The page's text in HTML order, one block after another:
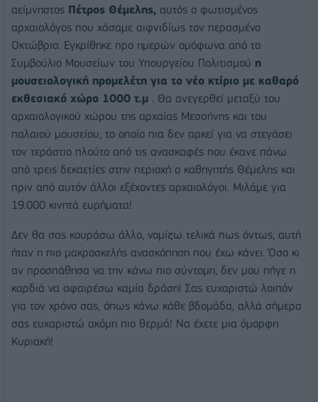
αείμνηστος Πέτρος Θέμελης, αυτός ο φωτισμένος
αρχαιολόγος που χάσαμε αιφνιδίως τον περασμένο
Οκτώβριο. Εγκρίθηκε προ ημερών ομόφωνα από το
Συμβούλιο Μουσείων του Υπουργείου Πολιτισμού η
μουσειολογική προμελέτη για το νέο κτίριο με καθαρό
εκθεσιακό χώρο 1000 τ.μ . Θα ανεγερθεί μεταξύ του
αρχαιολογικού χώρου της αρχαίας Μεσσήνης και του
παλαιού μουσείου, το οποίο πια δεν αρκεί για να στεγάσει
τον τεράστιο πλούτο από τις ανασκαφές που έκανε πάνω
από τρεις δεκαετίες στην περιοχή ο καθηγητής Θέμελης και
πριν από αυτόν άλλοι εξέχοντες αρχαιολόγοι. Μιλάμε για
19.000 κινητά ευρήματα!
Δεν θα σας κουράσω άλλο, νομίζω τελικά πως όντως, αυτή
ήταν η πιο μακροσκελής ανασκόπηση που έχω κάνει. Όσο κι
αν προσπάθησα να την κάνω πιο σύντομη, δεν μου πήγε η
καρδιά να αφαιρέσω καμία δράση! Σας ευχαριστώ λοιπόν
για τον χρόνο σας, όπως κάνω κάθε βδομάδα, αλλά σήμερα
σας ευχαριστώ ακόμη πιο θερμά! Να έχετε μια όμορφη
Κυριακή!